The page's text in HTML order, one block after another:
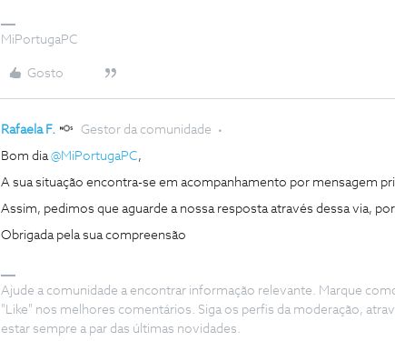
MiPortugaPC
Gosto
Rafaela F. Gestor da comunidade
Bom dia ​@MiPortugaPC,
A sua situação encontra-se em acompanhamento por mensagem
Assim, pedimos que aguarde a nossa resposta através dessa via,
Obrigada pela sua compreensão
Ajude a comunidade a encontrar informação relevante. Marque
"Like" nos melhores comentários. Siga os perfis da moderação,
estar sempre a par das últimas novidades.